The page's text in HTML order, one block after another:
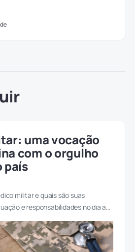
uma vocação
com o orgulho
país
militar e quais são suas
e responsabilidades no dia a…